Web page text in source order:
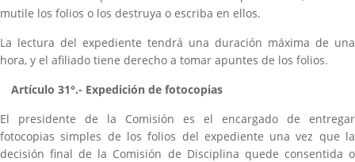
mutile los folios o los destruya o escriba en ellos.
La lectura del expediente tendrá una duración máxima de una
hora, y el afiliado tiene derecho a tomar apuntes de los folios.
Artículo 31°.- Expedición de fotocopias
El presidente de la Comisión es el encargado de entregar
fotocopias simples de los folios del expediente una vez que la
decisión final de la Comisión de Disciplina quede consentida o